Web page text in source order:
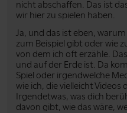
nicht abschaffen. Das ist
wir hier zu spielen haben.
Ja, und das ist eben,
zum Beispiel gibt oder wie
von dem ich oft erzähle.
und auf der Erde ist. Da
Spiel oder irgendwelche
wie ich, die vielleicht Videos
Irgendetwas, was dich
davon gibt, wie das wäre,